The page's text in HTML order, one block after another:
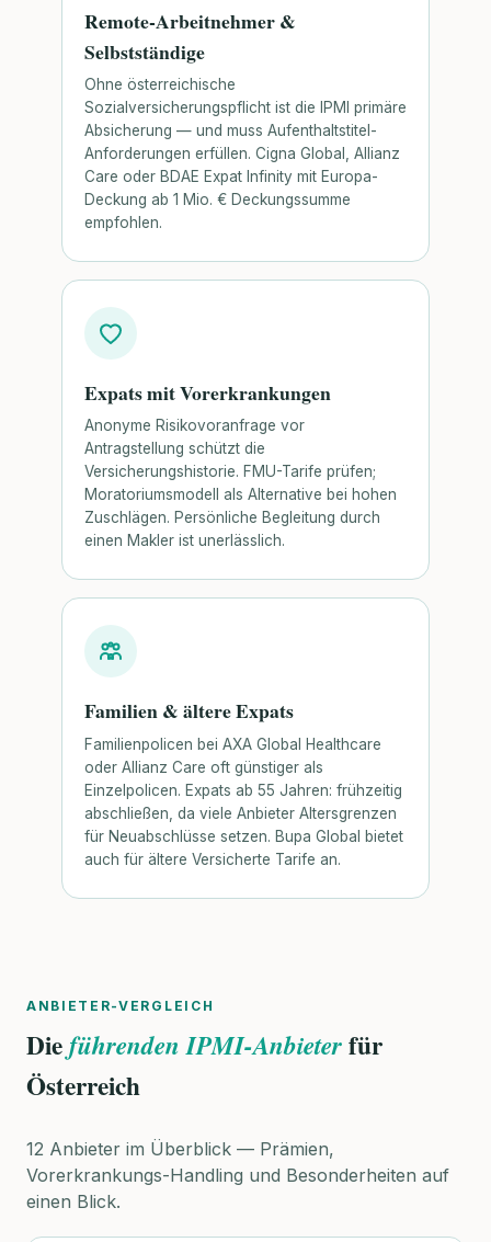
Remote-Arbeitnehmer &
Selbstständige
Ohne österreichische
Sozialversicherungspflicht ist die IPMI primäre
Absicherung — und muss Aufenthaltstitel-
Anforderungen erfüllen. Cigna Global, Allianz
Care oder BDAE Expat Infinity mit Europa-
Deckung ab 1 Mio. € Deckungssumme
empfohlen.
Expats mit Vorerkrankungen
Anonyme Risikovoranfrage vor
Antragstellung schützt die
Versicherungshistorie. FMU-Tarife prüfen;
Moratoriumsmodell als Alternative bei hohen
Zuschlägen. Persönliche Begleitung durch
einen Makler ist unerlässlich.
Familien & ältere Expats
Familienpolicen bei AXA Global Healthcare
oder Allianz Care oft günstiger als
Einzelpolicen. Expats ab 55 Jahren: frühzeitig
abschließen, da viele Anbieter Altersgrenzen
für Neuabschlüsse setzen. Bupa Global bietet
auch für ältere Versicherte Tarife an.
ANBIETER-VERGLEICH
Dieführenden IPMI-Anbieterfür
Österreich
12 Anbieter im Überblick — Prämien,
Vorerkrankungs-Handling und Besonderheiten auf
einen Blick.